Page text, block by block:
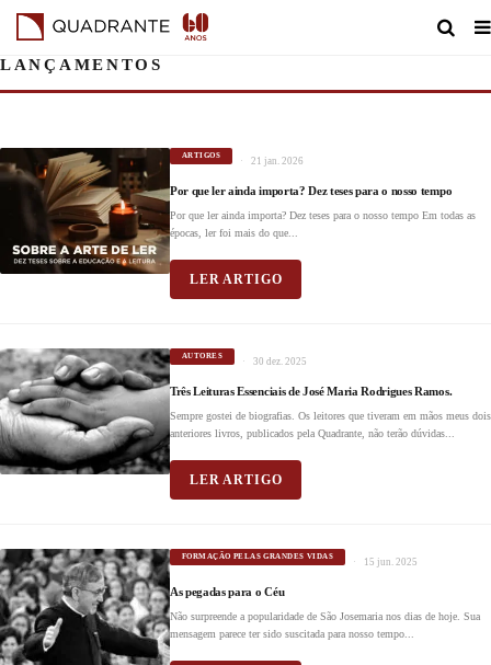
LANÇAMENTOS
ARTIGOS 21 jan. 2026
Por que ler ainda importa? Dez teses para o nosso tempo
Por que ler ainda importa? Dez teses para o nosso tempo Em todas as
épocas, ler foi mais do que...
LER ARTIGO
AUTORES 30 dez. 2025
Três Leituras Essenciais de José Maria Rodrigues Ramos.
Sempre gostei de biografias. Os leitores que tiveram em mãos meus dois
anteriores livros, publicados pela Quadrante, não terão dúvidas...
LER ARTIGO
FORMAÇÃO PELAS GRANDES VIDAS 15 jun. 2025
As pegadas para o Céu
Não surpreende a popularidade de São Josemaria nos dias de hoje. Sua
mensagem parece ter sido suscitada para nosso tempo...